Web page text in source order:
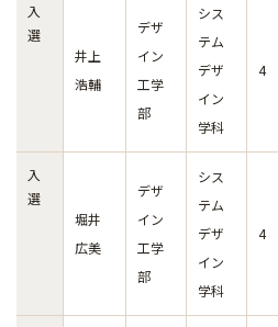
入
選
井上
浩輔
デザ
イン
工学
部
シス
テム
デザ
イン
学科
4
入
選
堀井
広美
デザ
イン
工学
部
シス
テム
デザ
イン
学科
4